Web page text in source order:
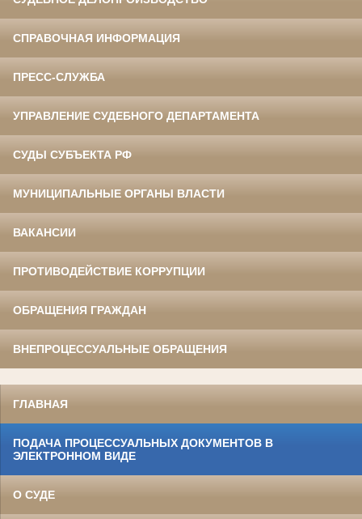
СПРАВОЧНАЯ ИНФОРМАЦИЯ
ПРЕСС-СЛУЖБА
УПРАВЛЕНИЕ СУДЕБНОГО ДЕПАРТАМЕНТА
СУДЫ СУБЪЕКТА РФ
МУНИЦИПАЛЬНЫЕ ОРГАНЫ ВЛАСТИ
ВАКАНСИИ
ПРОТИВОДЕЙСТВИЕ КОРРУПЦИИ
ОБРАЩЕНИЯ ГРАЖДАН
ВНЕПРОЦЕССУАЛЬНЫЕ ОБРАЩЕНИЯ
ГЛАВНАЯ
ПОДАЧА ПРОЦЕССУАЛЬНЫХ ДОКУМЕНТОВ В
ЭЛЕКТРОННОМ ВИДЕ
О СУДЕ